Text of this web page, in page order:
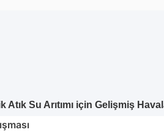
Su Arıtımı için Gelişmiş